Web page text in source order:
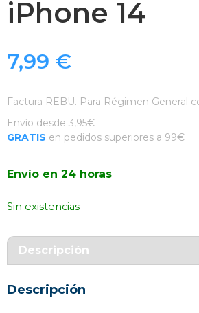
iPhone 14
7,99 €
Factura REBU. Para Régimen General
Envío desde 3,95€
GRATIS en pedidos superiores a 99€
Envío en 24 horas
Sin existencias
Descripción
Descripción